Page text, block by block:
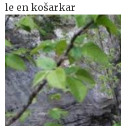
le en košarkar